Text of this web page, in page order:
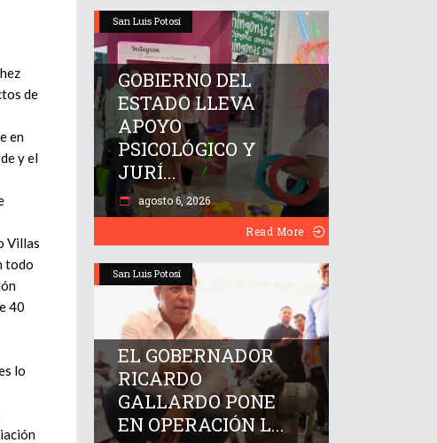
de
en
y el
Villas
todo
40
lo
San Luis Potosí
GOBIERNO DEL
ESTADO LLEVA
APOYO
PSICOLÓGICO Y
JURÍ...
agosto 6, 2026
Read More
San Luis Potosí
EL GOBERNADOR
RICARDO
GALLARDO PONE
EN OPERACIÓN L...